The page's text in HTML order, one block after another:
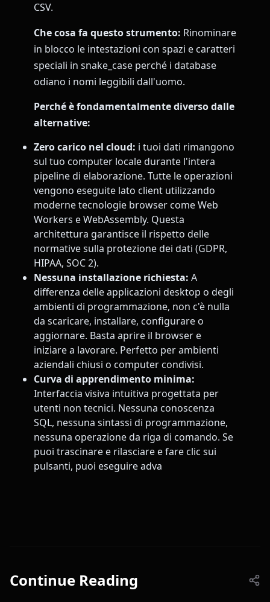
CSV.
Che cosa fa questo strumento: Rinominare
in blocco le intestazioni con spazi e caratteri
speciali in snake_case perché i database
odiano i nomi leggibili dall'uomo.
Perché è fondamentalmente diverso dalle
alternative:
Zero carico nel cloud: i tuoi dati rimangono
sul tuo computer locale durante l'intera
pipeline di elaborazione. Tutte le operazioni
vengono eseguite lato client utilizzando
moderne tecnologie browser come Web
Workers e WebAssembly. Questa
architettura garantisce il rispetto delle
normative sulla protezione dei dati (GDPR,
HIPAA, SOC 2).
Nessuna installazione richiesta: A
differenza delle applicazioni desktop o degli
ambienti di programmazione, non c'è nulla
da scaricare, installare, configurare o
aggiornare. Basta aprire il browser e
iniziare a lavorare. Perfetto per ambienti
aziendali chiusi o computer condivisi.
Curva di apprendimento minima:
Interfaccia visiva intuitiva progettata per
utenti non tecnici. Nessuna conoscenza
SQL, nessuna sintassi di programmazione,
nessuna operazione da riga di comando. Se
puoi trascinare e rilasciare e fare clic sui
pulsanti, puoi eseguire adva
Continue Reading